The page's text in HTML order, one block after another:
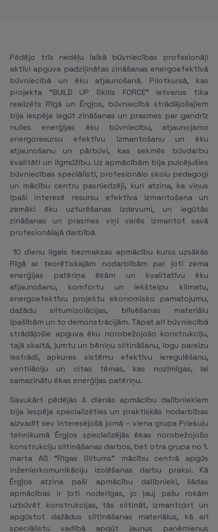
Pēdējo trīs nedēļu laikā būvniecības profesionāļi
aktīvi apguva padziļinātas zināšanas energoefektīvā
būvniecībā un ēku atjaunošanā. Pilotkursā, kas
projekta “BUILD UP Skills FORCE” ietvaros tika
realizēts Rīgā un Ērgļos, būvniecībā strādājošajiem
bija iespēja iegūt zināšanas un prasmes par gandrīz
nulles enerģijas ēku būvniecību, atjaunojamo
energoresursu efektīvu izmantošanu un ēku
atjaunošanu un pārbūvi, kas sekmēs būvdarbu
kvalitāti un ilgmūžību. Uz apmācībām bija pulcējušies
būvniecības speciālisti, profesionālo skolu pedagogi
un mācību centru pasniedzēji, kuri atzina, ka viņus
īpaši interesē resursu efektīva izmantošana un
zemāki ēku uzturēšanas izdevumi, un iegūtās
zināšanas un prasmes viņi varēs izmantot savā
profesionālajā darbībā.
10 dienu ilgais bezmaksas apmācību kurss uzsākās
Rīgā ar teorētiskajām nodarbībām par ļoti zema
enerģijas patēriņa ēkām un kvalitatīvu ēku
atjaunošanu, komfortu un iekštelpu klimatu,
energoefektīvu projektu ekonomisko pamatojumu,
dažādu siltumizolācijas, blīvēšanas materiālu
īpašībām un to demonstrācijām. Tāpat arī būvniecībā
strādājošie apguva ēku norobežojošo konstrukciju,
tajā skaitā, jumtu un bēniņu siltināšanu, logu pareizu
iestrādi, apkures sistēmu efektīvu ieregulēšanu,
ventilāciju un citas tēmas, kas nozīmīgas, lai
samazinātu ēkas enerģijas patēriņu.
Savukārt pēdējās 4 dienās apmācību dalībniekiem
bija iespēja specializēties un praktiskās nodarbības
aizvadīt sev interesējošā jomā – viena grupa Priekuļu
tehnikumā Ērgļos specializējās ēkas norobežojošo
konstrukciju siltināšanas darbos, bet otra grupa no 1.
marta AS “Rīgas Siltums” mācību centrā apgūs
inženierkomunikāciju izolēšanas darbu praksi. Kā
Ērgļos atzina paši apmācību dalībnieki, šādas
apmācības ir ļoti noderīgas, jo ļauj pašu rokām
uzbūvēt konstrukcijas, tās siltināt, izmantojot un
apgūstot dažādus siltināšanas materiālus, kā arī
speciālistu vadībā apgūt jaunus paņēmienus